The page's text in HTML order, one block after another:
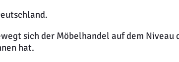
sich der Möbelhandel auf dem Niveau
hat.